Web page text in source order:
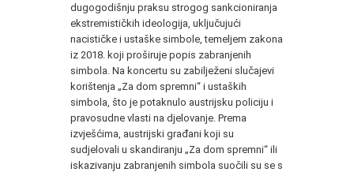
dugogodišnju praksu strogog sankcioniranja
ekstremističkih ideologija, uključujući
nacističke i ustaške simbole, temeljem zakona
iz 2018. koji proširuje popis zabranjenih
simbola. Na koncertu su zabilježeni slučajevi
korištenja „Za dom spremni“ i ustaških
simbola, što je potaknulo austrijsku policiju i
pravosudne vlasti na djelovanje. Prema
izvješćima, austrijski građani koji su
sudjelovali u skandiranju „Za dom spremni“ ili
iskazivanju zabranjenih simbola suočili su se s